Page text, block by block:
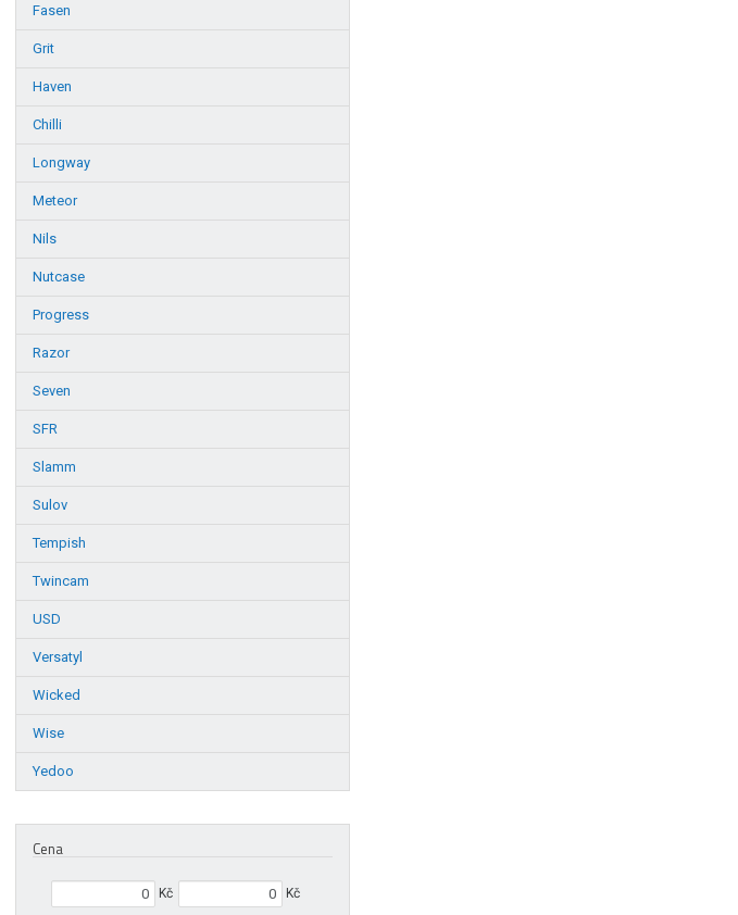
Fasen
Grit
Haven
Chilli
Longway
Meteor
Nils
Nutcase
Progress
Razor
Seven
SFR
Slamm
Sulov
Tempish
Twincam
USD
Versatyl
Wicked
Wise
Yedoo
Cena
Kč Kč